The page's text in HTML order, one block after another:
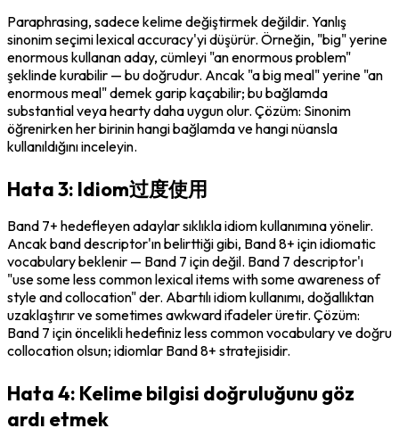
Paraphrasing, sadece kelime değiştirmek değildir. Yanlış
enormous kullanan aday, cümleyi "an enormous problem"
şeklinde kurabilir — bu doğrudur. Ancak "a big meal" yerine "an
substantial veya hearty daha uygun olur. Çözüm: Sinonim
öğrenirken her birinin hangi bağlamda ve hangi nüansla
kullanıldığını inceleyin.
Hata 3: Idiom过度使用
Band 7+ hedefleyen adaylar sıklıkla idiom kullanımına yönelir.
Ancak band descriptor'ın belirttiği gibi, Band 8+ için idiomatic
vocabulary beklenir — Band 7 için değil. Band 7 descriptor'ı
"use some less common lexical items with some awareness of
style and collocation" der. Abartılı idiom kullanımı, doğallıktan
uzaklaştırır ve sometimes awkward ifadeler üretir. Çözüm:
Band 7 için öncelikli hedefiniz less common vocabulary ve doğru
collocation olsun; idiomlar Band 8+ stratejisidir.
Hata 4: Kelime bilgisi doğruluğunu göz
ardı etmek